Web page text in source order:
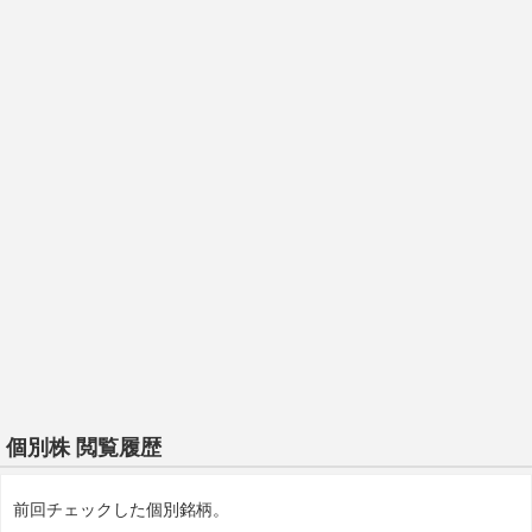
個別株 閲覧履歴
前回チェックした個別銘柄。